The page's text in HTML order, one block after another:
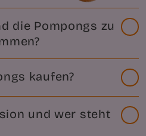
die Pompongs zu
kaufen?
und wer steht